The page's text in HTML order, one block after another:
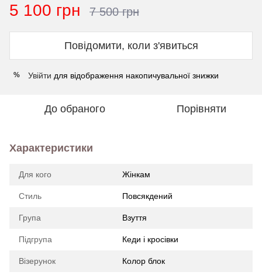
5 100 грн 7 500 грн
Повідомити, коли з'явиться
% Увійти для відображення накопичувальної знижки
До обраного Порівняти
Характеристики
Для кого Жінкам
Стиль Повсякдений
Група Взуття
Підгрупа Кеди і кросівки
Візерунок Колор блок